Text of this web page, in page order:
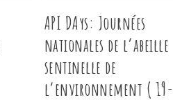
API DAys: Journées
nationales de l’abeille
sentinelle de
l’environnement ( 19-